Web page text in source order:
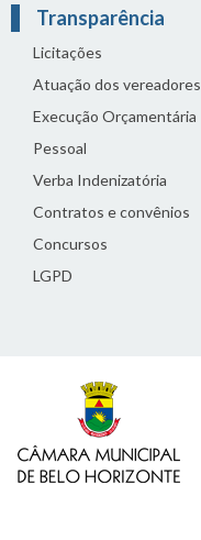
Transparência
Licitações
Atuação dos vereadores
Execução Orçamentária
Pessoal
Verba Indenizatória
Contratos e convênios
Concursos
LGPD